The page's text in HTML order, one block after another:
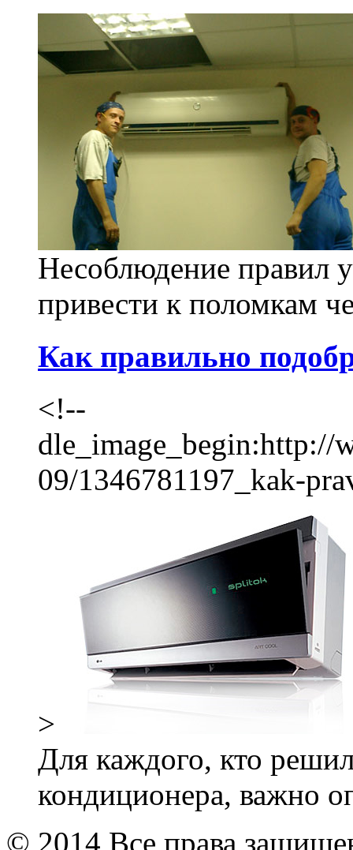
Несоблюдение правил
привести к поломкам
Как правильно
<!--
dle_image_begin:http://
09/1346781197_kak-
>
Для каждого, кто
кондиционера, важно
© 2014 Все права